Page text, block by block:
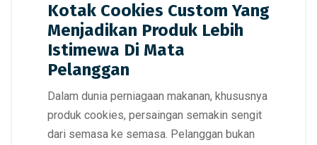
Kotak Cookies Custom Yang
Menjadikan Produk Lebih
Istimewa Di Mata
Pelanggan
Dalam dunia perniagaan makanan, khususnya
produk cookies, persaingan semakin sengit
dari semasa ke semasa. Pelanggan bukan